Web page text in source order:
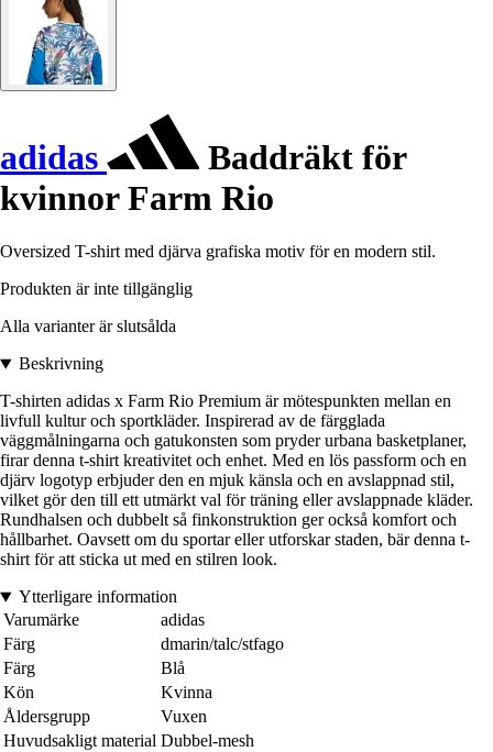
adidas
Baddräkt för
kvinnor Farm Rio
Oversized T-shirt med djärva grafiska motiv för en modern stil.
Produkten är inte tillgänglig
Alla varianter är slutsålda
Beskrivning
T-shirten adidas x Farm Rio Premium är mötespunkten mellan en
livfull kultur och sportkläder. Inspirerad av de färgglada
väggmålningarna och gatukonsten som pryder urbana basketplaner,
firar denna t-shirt kreativitet och enhet. Med en lös passform och en
djärv logotyp erbjuder den en mjuk känsla och en avslappnad stil,
vilket gör den till ett utmärkt val för träning eller avslappnade kläder.
Rundhalsen och dubbelt så finkonstruktion ger också komfort och
hållbarhet. Oavsett om du sportar eller utforskar staden, bär denna t-
shirt för att sticka ut med en stilren look.
Ytterligare information
Varumärke
adidas
Färg
dmarin/talc/stfago
Färg
Blå
Kön
Kvinna
Åldersgrupp
Vuxen
Huvudsakligt material Dubbel-mesh